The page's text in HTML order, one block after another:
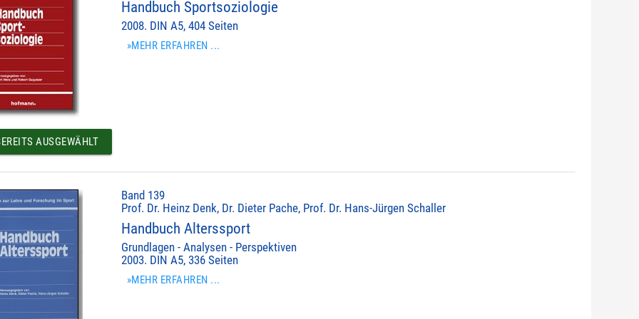
Handbuch Sportsoziologie
2008. DIN A5, 404 Seiten
»MEHR ERFAHREN ...
AUSGEWÄHLT
Band 139
Prof. Dr. Heinz Denk, Dr. Dieter Pache, Prof. Dr. Hans-Jürgen Schaller
Handbuch Alterssport
Grundlagen - Analysen - Perspektiven
2003. DIN A5, 336 Seiten
»MEHR ERFAHREN ...